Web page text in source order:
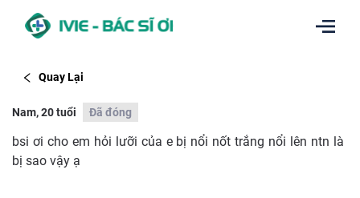
Quay Lại
Nam, 20 tuổi Đã đóng
bsi ơi cho em hỏi lưỡi của e bị nổi nốt trắng nổi lên ntn là
bị sao vậy ạ